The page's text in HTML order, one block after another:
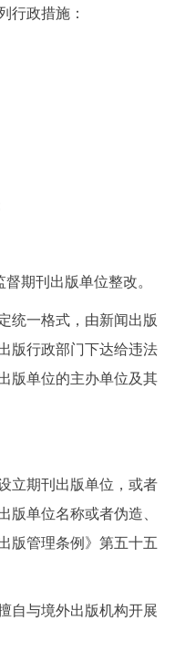
行政措施：
期刊出版单位整改。
一格式，由新闻出版
版行政部门下达给违法
版单位的主办单位及其
期刊出版单位，或者
版单位名称或者伪造、
版管理条例》第五十五
与境外出版机构开展